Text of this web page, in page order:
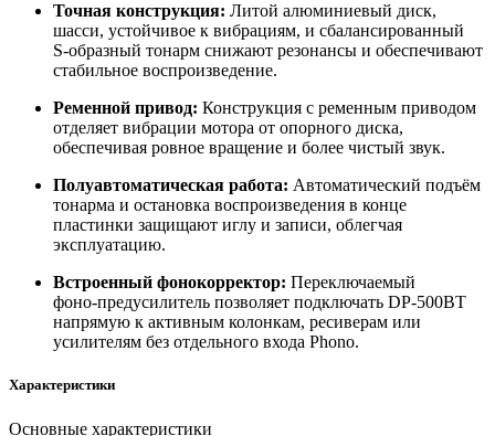
Точная конструкция: Литой алюминиевый диск,
шасси, устойчивое к вибрациям, и сбалансированный
S‑образный тонарм снижают резонансы и обеспечивают
стабильное воспроизведение.
Ременной привод: Конструкция с ременным приводом
отделяет вибрации мотора от опорного диска,
обеспечивая ровное вращение и более чистый звук.
Полуавтоматическая работа: Автоматический подъём
тонарма и остановка воспроизведения в конце
пластинки защищают иглу и записи, облегчая
эксплуатацию.
Встроенный фонокорректор: Переключаемый
фоно‑предусилитель позволяет подключать DP‑500BT
напрямую к активным колонкам, ресиверам или
усилителям без отдельного входа Phono.
Характеристики
Основные характеристики